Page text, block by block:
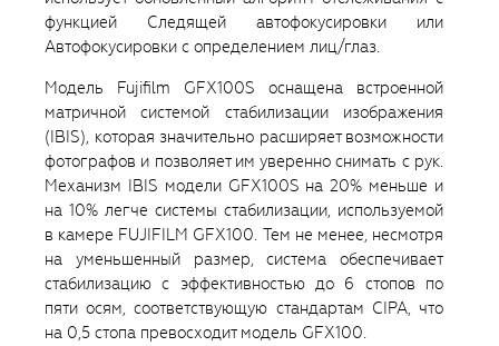
функцией Следящей автофокусировки или
Автофокусировки с определением лиц/глаз.
Модель Fujifilm GFX100S оснащена встроенной
матричной системой стабилизации изображения
(IBIS), которая значительно расширяет возможности
фотографов и позволяет им уверенно снимать с рук.
Механизм IBIS модели GFX100S на 20% меньше и
на 10% легче системы стабилизации, используемой
в камере FUJIFILM GFX100. Тем не менее, несмотря
на уменьшенный размер, система обеспечивает
стабилизацию с эффективностью до 6 стопов по
пяти осям, соответствующую стандартам CIPA, что
на 0,5 стопа превосходит модель GFX100.